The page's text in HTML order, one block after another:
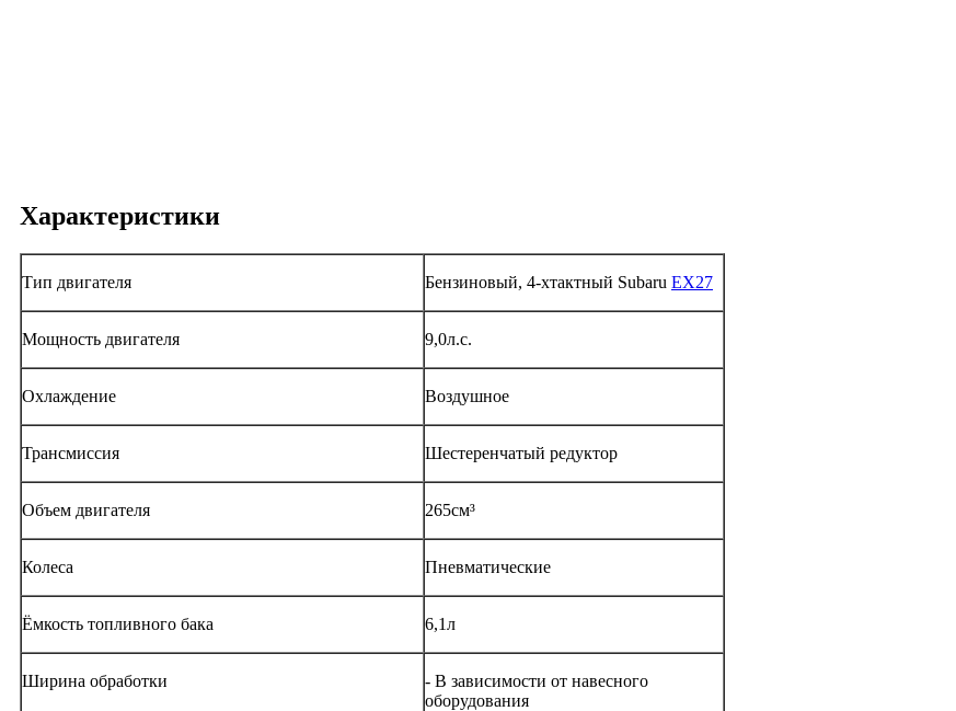
Характеристики
Тип двигателя Бензиновый, 4-хтактный Subaru EX27
Мощность двигателя 9,0л.с.
Охлаждение Воздушное
Трансмиссия Шестеренчатый редуктор
Объем двигателя 265см³
Колеса Пневматические
Ёмкость топливного бака 6,1л
Ширина обработки
- В зависимости от навесного
оборудования